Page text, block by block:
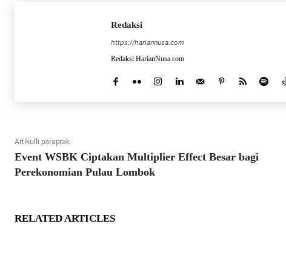
Redaksi
https://hariannusa.com
Redaksi HarianNusa.com
Artikulli paraprak
Event WSBK Ciptakan Multiplier Effect Besar bagi
Perekonomian Pulau Lombok
RELATED ARTICLES